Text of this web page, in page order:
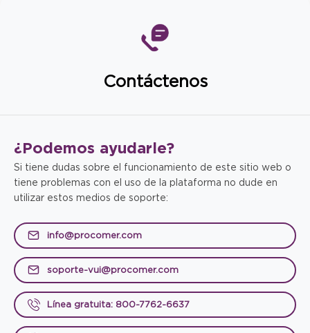
Contáctenos
¿Podemos ayudarle?
Si tiene dudas sobre el funcionamiento de este sitio web o
tiene problemas con el uso de la plataforma no dude en
utilizar estos medios de soporte:
info@procomer.com
soporte-vui@procomer.com
Línea gratuita: 800-7762-6637